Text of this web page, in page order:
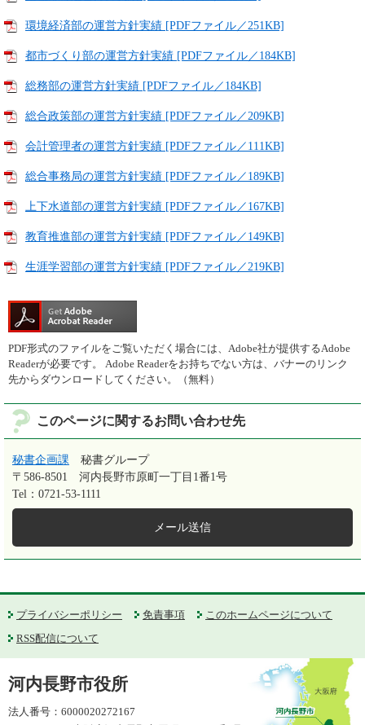
環境経済部の運営方針実績 [PDFファイル／251KB]
都市づくり部の運営方針実績 [PDFファイル／184KB]
総務部の運営方針実績 [PDFファイル／184KB]
総合政策部の運営方針実績 [PDFファイル／209KB]
会計管理者の運営方針実績 [PDFファイル／111KB]
総合事務局の運営方針実績 [PDFファイル／189KB]
上下水道部の運営方針実績 [PDFファイル／167KB]
教育推進部の運営方針実績 [PDFファイル／149KB]
生涯学習部の運営方針実績 [PDFファイル／219KB]
PDF形式のファイルをご覧いただく場合には、Adobe社が提供するAdobe
Readerが必要です。
Adobe Readerをお持ちでない方は、バナーのリンク
先からダウンロードしてください。（無料）
このページに関するお問い合わせ先
秘書企画課
秘書グループ
〒586-8501
河内長野市原町一丁目1番1号
Tel：0721-53-1111
メール送信
プライバシーポリシー 免責事項
このホームページについて
RSS配信について
河内長野市役所
法人番号：6000020272167